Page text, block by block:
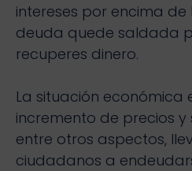
intereses por encima
deuda quede saldada
recuperes dinero.
La situación económica
incremento de precios
entre otros aspectos,
ciudadanos a